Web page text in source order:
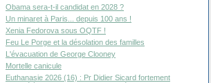
Obama sera-t-il candidat en 2028 ?
Un minaret à Paris... depuis 100 ans !
Xenia Fedorova sous OQTF !
Feu Le Porge et la désolation des familles
L'évacuation de George Clooney
Mortelle canicule
Euthanasie 2026 (16) : Pr Didier Sicard fortement